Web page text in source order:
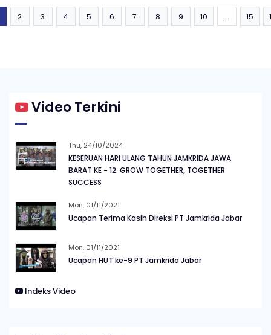
miliar-di-2025/all
2 3 4 5 6 7 8 9 10 ... 15
Video Terkini
Thu, 24/10/2024
KESERUAN HARI ULANG TAHUN JAMKRIDA JAWA
BARAT KE - 12: GROW TOGETHER, TOGETHER
SUCCESS
Mon, 01/11/2021
Ucapan Terima Kasih Direksi PT Jamkrida Jabar
Mon, 01/11/2021
Ucapan HUT ke-9 PT Jamkrida Jabar
Indeks Video